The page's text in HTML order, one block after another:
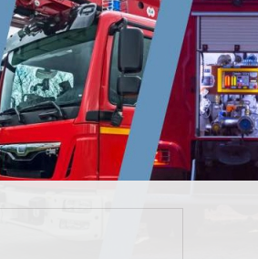
uzyskać 50% poziom
w 2016 roku odpady
wypadają pozytywnie – w